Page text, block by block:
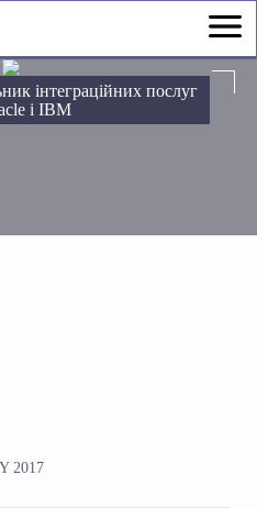
інтеграційних послуг
і IBM
2017